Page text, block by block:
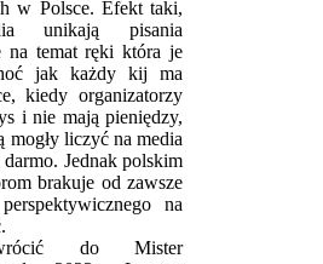
w Polsce. Efekt taki,
unikają pisania
na temat ręki która je
jak każdy kij ma
kiedy organizatorzy
i nie mają pieniędzy,
mogły liczyć na media
darmo. Jednak polskim
brakuje od zawsze
na
do Mister